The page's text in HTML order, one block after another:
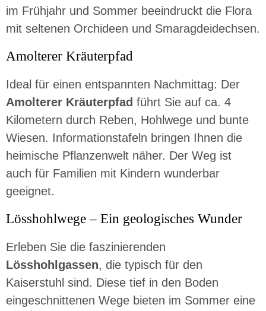
im Frühjahr und Sommer beeindruckt die Flora
mit seltenen Orchideen und Smaragdeidechsen.
Amolterer Kräuterpfad
Ideal für einen entspannten Nachmittag: Der
Amolterer Kräuterpfad führt Sie auf ca. 4
Kilometern durch Reben, Hohlwege und bunte
Wiesen. Informationstafeln bringen Ihnen die
heimische Pflanzenwelt näher. Der Weg ist
auch für Familien mit Kindern wunderbar
geeignet.
Lösshohlwege – Ein geologisches Wunder
Erleben Sie die faszinierenden
Lösshohlgassen, die typisch für den
Kaiserstuhl sind. Diese tief in den Boden
eingeschnittenen Wege bieten im Sommer eine